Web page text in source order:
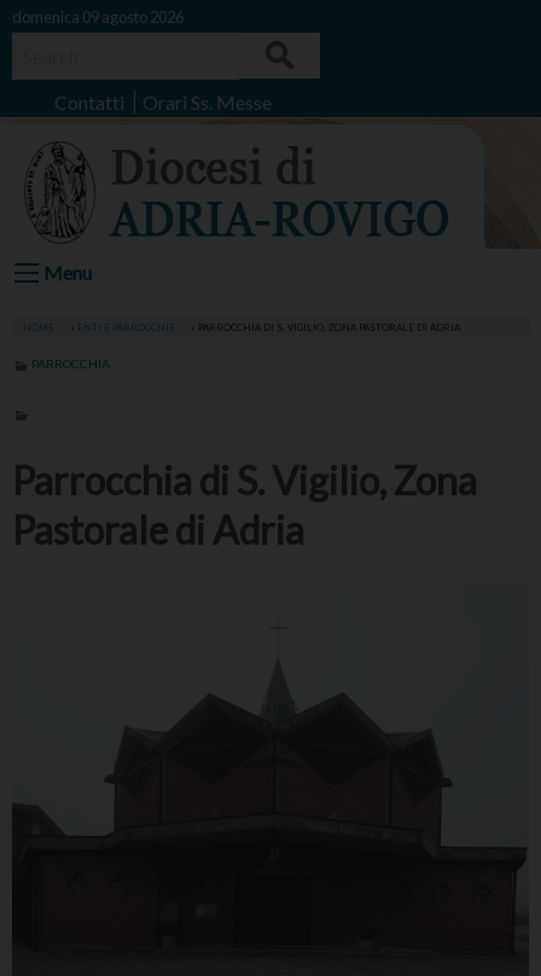
Skip
domenica 09 agosto 2026
Contatti Orari Ss. Messe
Menu
HOME ENTI E PARROCCHIE PARROCCHIA DI S. VIGILIO, ZONA PASTORALE DI ADRIA
PARROCCHIA
Parrocchia di S. Vigilio, Zona
Pastorale di Adria